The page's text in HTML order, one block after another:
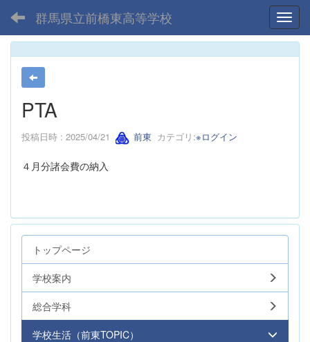
群馬県立前橋東高等学校
PTA
投稿日時 : 2025/04/21 前東 カテゴリ:※ログイン
４月分諸会費の納入
トップページ
学校案内
総合学科
学校生活（前東TOPIC）